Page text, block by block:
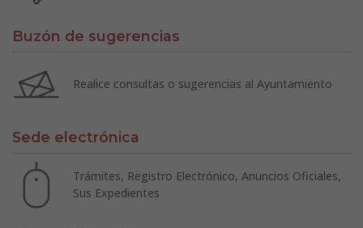
Buzón de sugerencias
Realice consultas o sugerencias al Ayuntamiento
Sede electrónica
Trámites, Registro Electrónico, Anuncios Oficiales,
Sus Expedientes